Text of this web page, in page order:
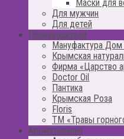
Маски для
Для мужчин
Для детей
Производители
Мануфактура
Крымская
Фирма «Царство
Doctor Oil
Пантика
Крымская Роза
Floris
ТМ «Травы
Ароматерапия